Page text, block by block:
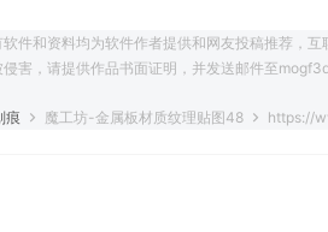
件和资料均为软件作者提供和网友投稿推荐，
害，请提供作品书面证明，并发送邮件至
痕 魔工坊-金属板材质纹理贴图48 https://